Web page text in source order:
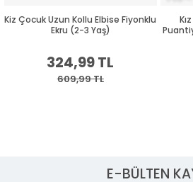
Kiz Çocuk Uzun Kollu Elbise Fiyonklu
Ekru (2-3 Yaş)
324,99 TL
609,99 TL
E-BÜLTEN